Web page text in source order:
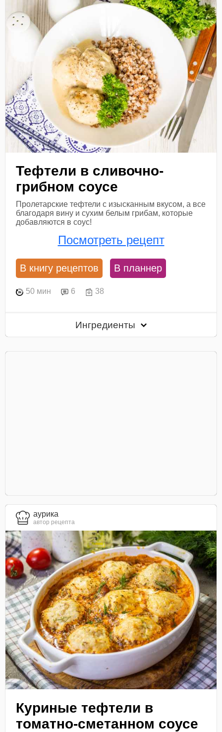
Тефтели в сливочно-
грибном соусе
Пролетарские тефтели с изысканным вкусом, а все
благодаря вину и сухим белым грибам, которые
добавляются в соус!
Посмотреть рецепт
В книгу рецептов В планнер
50 мин 6 38
Ингредиенты
aурика
автор рецепта
Куриные тефтели в
томатно-сметанном соусе